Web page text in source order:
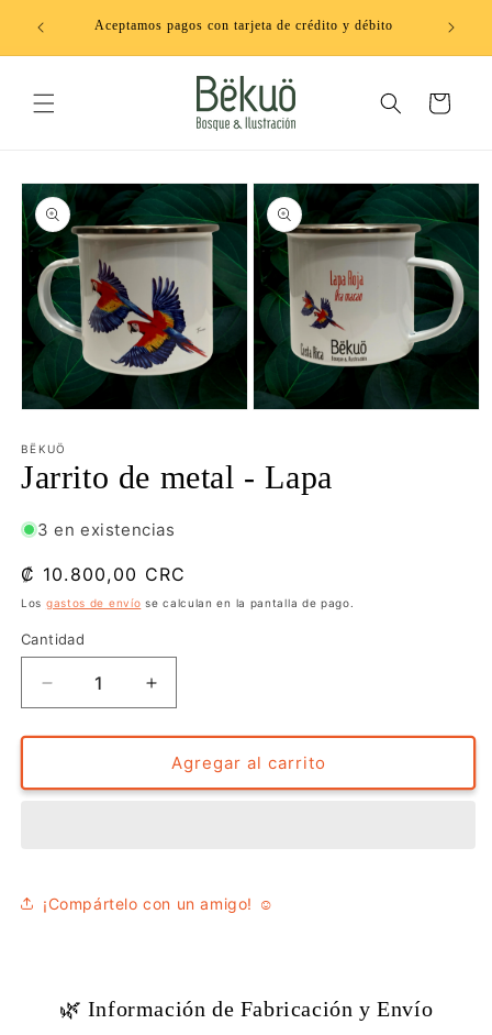
directamenteAceptamos pagos con tarjeta de crédito y débito
Carrito
directamente
a la
información
del producto
multimedia
1
en
modal
en
BËKUÖ
Jarrito de metal - Lapa
3 en existencias
Precio
habitual
₡ 10.800,00 CRC
Los gastos de envío se calculan en la pantalla de pago.
Cantidad
Reducir
cantidad
para
de
Aumentar
cantidad
para
Jarrito
de
Agregar al carrito
¡Compártelo con un amigo! ☺️
🌿 Información de Fabricación y Envío